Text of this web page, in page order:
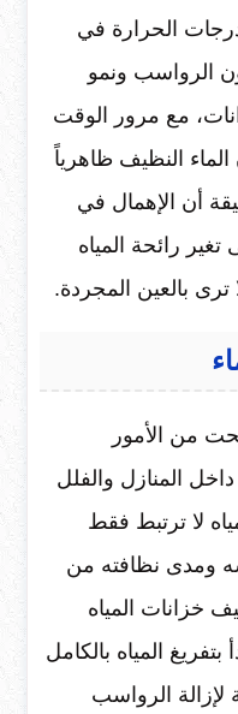
الحرارة في
الرواسب ونمو
مع مرور الوقت
النظيف ظاهرياً
أن الإهمال في
رائحة المياه
بالعين المجردة.
من الأمور
المنازل والفلل
لا ترتبط فقط
ومدى نظافته من
خزانات المياه
المياه بالكامل
الرواسب